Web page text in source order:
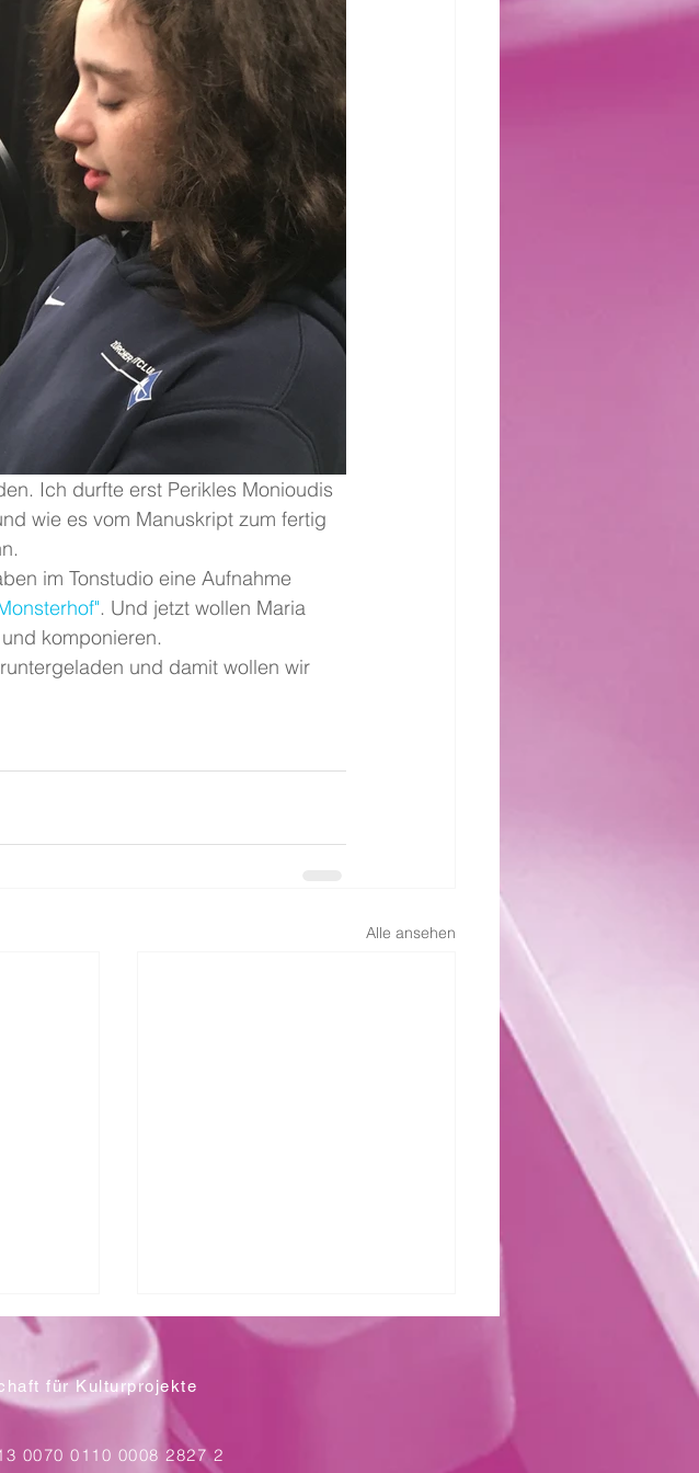
Ich durfte erst Perikles Monioudis
wie es vom Manuskript zum fertig
im Tonstudio eine Aufnahme
. Und jetzt wollen Maria
komponieren.
und damit wollen wir
Alle ansehen
Mit letzter Kraft
für Kulturprojekte
0070 0110 0008 2827 2